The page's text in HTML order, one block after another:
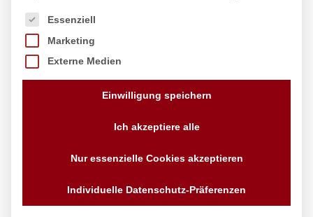
Es folgt eine Liste der Service-Gruppen, für die eine
Essenziell
Marketing
Externe Medien
Einwilligung speichern
Ich akzeptiere alle
Nur essenzielle Cookies akzeptieren
Individuelle Datenschutz-Präferenzen